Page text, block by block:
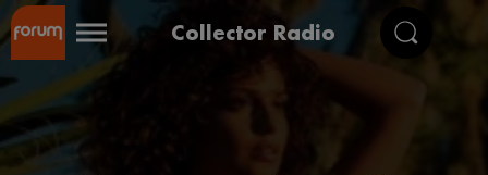
Collector Radio